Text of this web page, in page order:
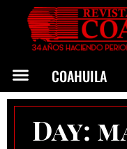
COAHUILA
Day: